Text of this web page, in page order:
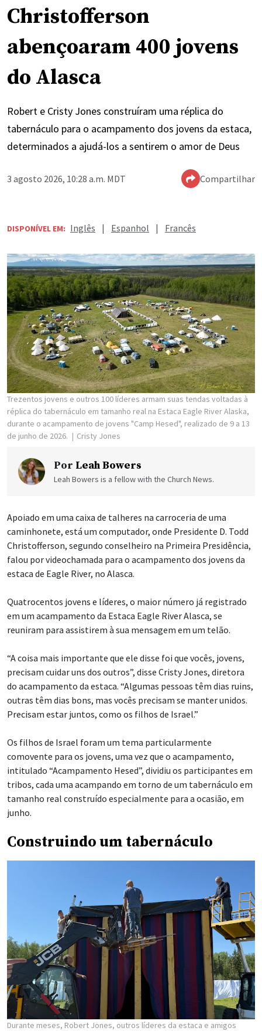
Christofferson
abençoaram 400 jovens
do Alasca
Robert e Cristy Jones construíram uma réplica do
tabernáculo para o acampamento dos jovens da estaca,
determinados a ajudá-los a sentirem o amor de Deus
3 agosto 2026, 10:28 a.m. MDT Compartilhar
DISPONÍVEL EM: Inglês | Espanhol | Francês
Trezentos jovens e outros 100 líderes armam suas tendas voltadas à
réplica do tabernáculo em tamanho real na Estaca Eagle River Alaska,
durante o acampamento de jovens "Camp Hesed", realizado de 9 a 13
de junho de 2026.
Cristy Jones
Por Leah Bowers
Leah Bowers is a fellow with the Church News.
Apoiado em uma caixa de talheres na carroceria de uma
caminhonete, está um computador, onde Presidente D. Todd
Christofferson, segundo conselheiro na Primeira Presidência,
falou por videochamada para o acampamento dos jovens da
estaca de Eagle River, no Alasca.
Quatrocentos jovens e líderes, o maior número já registrado
em um acampamento da Estaca Eagle River Alasca, se
reuniram para assistirem à sua mensagem em um telão.
“A coisa mais importante que ele disse foi que vocês, jovens,
precisam cuidar uns dos outros”, disse Cristy Jones, diretora
do acampamento da estaca. “Algumas pessoas têm dias ruins,
outras têm dias bons, mas vocês precisam se manter unidos.
Precisam estar juntos, como os filhos de Israel.”
Os filhos de Israel foram um tema particularmente
comovente para os jovens, uma vez que o acampamento,
intitulado “Acampamento Hesed”, dividiu os participantes em
tribos, cada uma acampando em torno de um tabernáculo em
tamanho real construído especialmente para a ocasião, em
junho.
Construindo um tabernáculo
Durante meses, Robert Jones, outros líderes da estaca e amigos